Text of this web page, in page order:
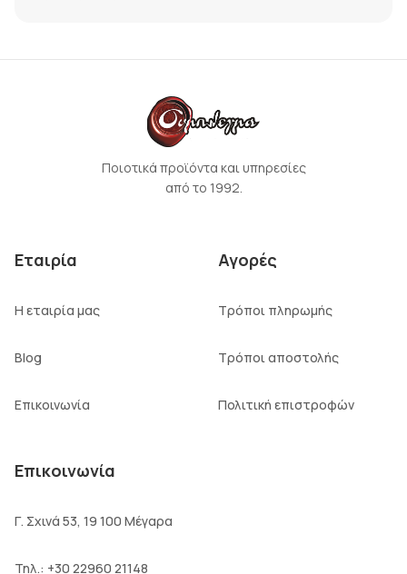
Ποιοτικά προϊόντα και υπηρεσίες
από το 1992.
Εταιρία
Η εταιρία μας
Blog
Επικοινωνία
Αγορές
Τρόποι πληρωμής
Τρόποι αποστολής
Πολιτική επιστροφών
Επικοινωνία
Γ. Σχινά 53, 19 100 Μέγαρα
Τηλ.: +30 22960 21148